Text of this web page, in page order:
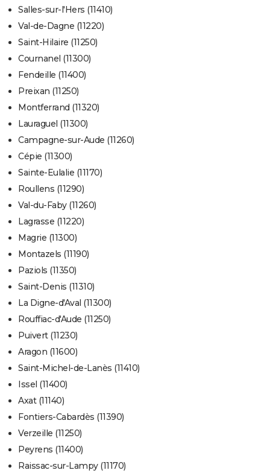
Salles-sur-l'Hers (11410)
Val-de-Dagne (11220)
Saint-Hilaire (11250)
Cournanel (11300)
Fendeille (11400)
Preixan (11250)
Montferrand (11320)
Lauraguel (11300)
Campagne-sur-Aude (11260)
Cépie (11300)
Sainte-Eulalie (11170)
Roullens (11290)
Val-du-Faby (11260)
Lagrasse (11220)
Magrie (11300)
Montazels (11190)
Paziols (11350)
Saint-Denis (11310)
La Digne-d'Aval (11300)
Rouffiac-d'Aude (11250)
Puivert (11230)
Aragon (11600)
Saint-Michel-de-Lanès (11410)
Issel (11400)
Axat (11140)
Fontiers-Cabardès (11390)
Verzeille (11250)
Peyrens (11400)
Raissac-sur-Lampy (11170)